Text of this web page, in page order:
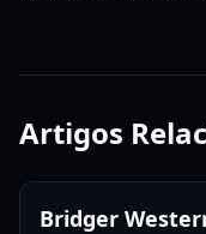
Artigos
Bridger